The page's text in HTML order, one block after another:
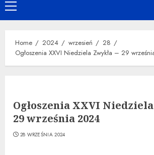
Primary
Menu
Home 2024 wrzesień
28
Ogłoszenia XXVI Niedziela Zwykła – 29
Ogłoszenia XXVI
29 września 2024
28 WRZEŚNIA 2024